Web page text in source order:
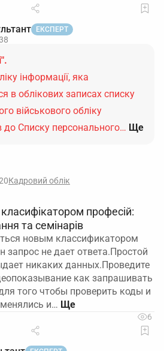
ЕКСПЕРТ
інформації, яка
в облікових записах списку
військового обліку
до Списку персонального… Ще
Кадровий облік
професій:
та семінарів
новым классификатором
запрос не дает ответа.Простой
никаких данных.Проведите
как запрашивать
того чтобы проверить коды и
и…
6